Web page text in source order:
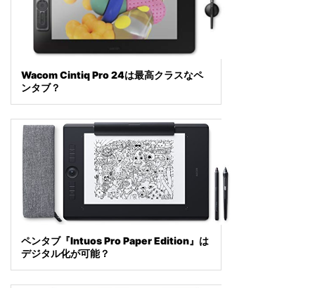
Wacom Cintiq Pro 24は最高クラスなペ
ンタブ？
ペンタブ『Intuos Pro Paper Edition』は
デジタル化が可能？